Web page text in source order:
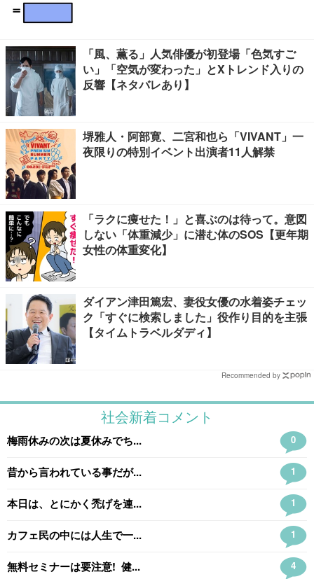
「風、薫る」人気俳優が初登場「色気すご
い」「空気が変わった」とXトレンド入りの
反響【ネタバレあり】
堺雅人・阿部寛、二宮和也ら「VIVANT」一
夜限りの特別イベント出演者11人解禁
「ラクに痩せた！」と喜ぶのは待って。意図
しない「体重減少」に潜む体のSOS【更年期
女性の体重変化】
ダイアン津田篤宏、妻役女優の水着姿チェッ
ク「すぐに検索しました」役作り目的を主張
【タイムトラベルダディ】
Recommended by